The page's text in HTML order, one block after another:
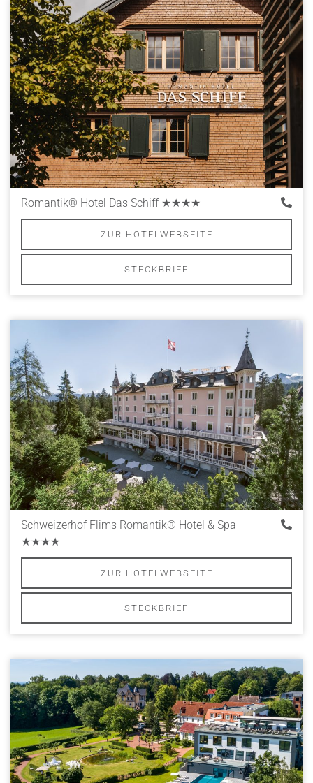
Romantik® Hotel Das Schiff★★★★
ZUR HOTELWEBSEITE
STECKBRIEF
Schweizerhof Flims Romantik® Hotel & Spa
★★★★
ZUR HOTELWEBSEITE
STECKBRIEF